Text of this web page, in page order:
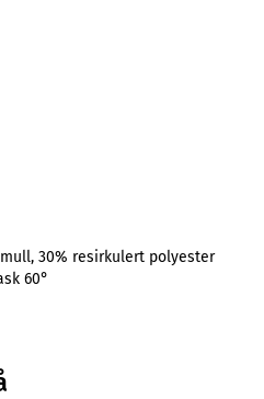
30% resirkulert polyester
60°